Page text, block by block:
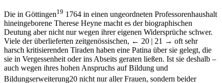
Die in Göttingen191764 in einen ungeordneten Professorenhaushalt
hineingeborene Therese Heyne macht es der biographischen
Deutung aber nicht nur wegen ihrer eigenen Widersprüche schwer.
Viele der überlieferten zeitgenössischen, ← 20 |21 →oft sehr
harsch kritisierenden Tiraden haben eine Patina über sie gelegt, die
sie in Vergessenheit oder ins Abseits geraten ließen. Ist sie deshalb –
auch wegen ihres hohen Anspruchs auf Bildung und